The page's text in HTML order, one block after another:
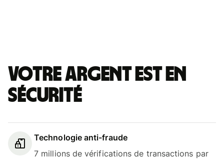
Votre argent est en
sécurité
Technologie anti-fraude
7 millions de vérifications de transactions par